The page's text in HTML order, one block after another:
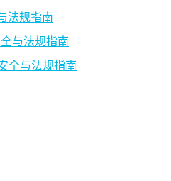
法规指南
与法规指南
全与法规指南